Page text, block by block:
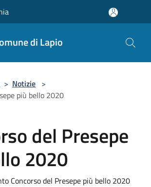
di Lapio
> Notizie >
più bello 2020
del Presepe
2020
Concorso del Presepe più bello 2020